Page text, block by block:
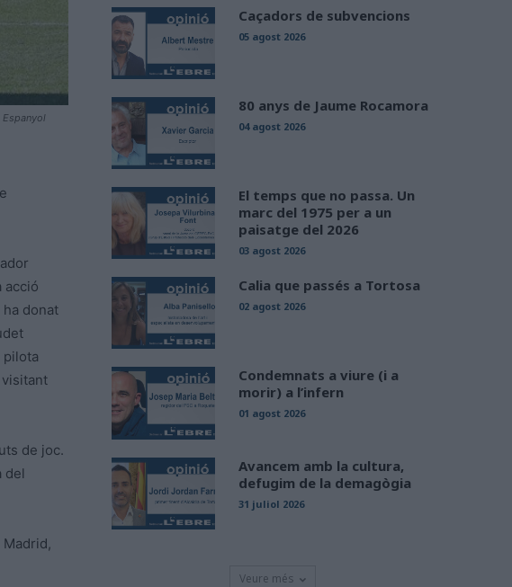
Espanyol
acció
donat
pilota
visitant
de joc.
del
Caçadors de subvencions
05 agost 2026
80 anys de Jaume Rocamora
04 agost 2026
El temps que no passa. Un
marc del 1975 per a un
paisatge del 2026
03 agost 2026
Calia que passés a Tortosa
02 agost 2026
Condemnats a viure (i a
morir) a l’infern
01 agost 2026
Avancem amb la cultura,
defugim de la demagògia
31 juliol 2026
Veure més